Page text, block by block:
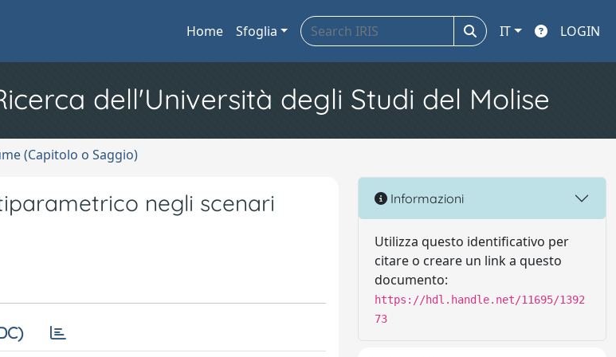
Home Sfoglia IT LOGIN
dell'Università degli Studi del Molise
(Capitolo o Saggio)
negli scenari
Informazioni
Utilizza questo identificativo per
citare o creare un link a questo
documento:
https://hdl.handle.net/11695/1392
73